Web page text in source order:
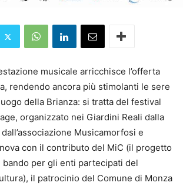
musicale arricchisce l’offerta
rendendo ancora più stimolanti le sere
della Brianza: si tratta del festival
organizzato nei Giardini Reali dalla
Musicamorfosi e
con il contributo del MiC (il progetto
bando per gli enti partecipati del
il patrocinio del Comune di Monza